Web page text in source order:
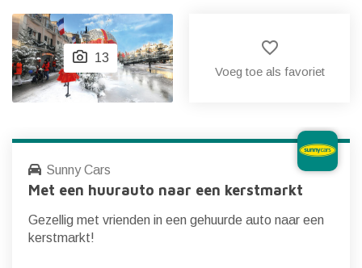
13
favorite_border
Voeg toe als favoriet
Sunny Cars
Met een huurauto naar een kerstmarkt
Gezellig met vrienden in een gehuurde auto naar een
kerstmarkt!